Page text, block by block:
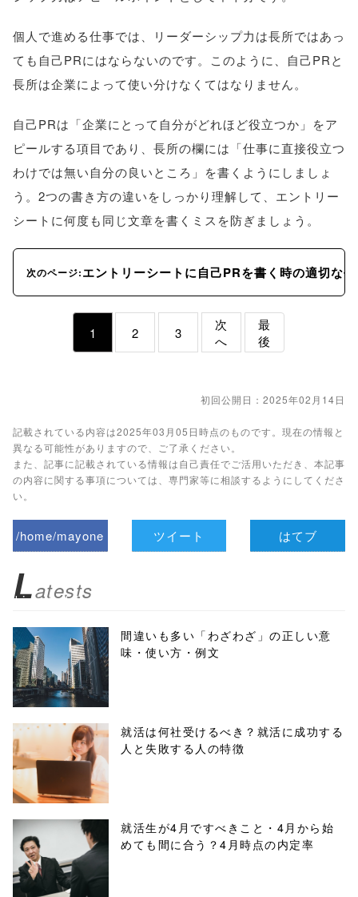
個人で進める仕事では、リーダーシップ力は長所ではあっ
ても自己PRにはならないのです。このように、自己PRと
長所は企業によって使い分けなくてはなりません。
自己PRは「企業にとって自分がどれほど役立つか」をア
ピールする項目であり、長所の欄には「仕事に直接役立つ
わけでは無い自分の良いところ」を書くようにしましょ
う。2つの書き方の違いをしっかり理解して、エントリー
シートに何度も同じ文章を書くミスを防ぎましょう。
次のページ:エントリーシートに自己PRを書く時の適切な
1 2 3
次
へ
最
後
初回公開日：2025年02月14日
記載されている内容は2025年03月05日時点のものです。現在の情報と
異なる可能性がありますので、ご了承ください。
また、記事に記載されている情報は自己責任でご活用いただき、本記事
の内容に関する事項については、専門家等に相談するようにしてくださ
い。
/home/mayone
biz.jp/public_ht
ml/wp-
content/themes
/tapbiz_theme/
parts/sns-
buttons.php on
line10
/1074702"
onclick="windo
w.open(this.hre
ツイート はてブ
Latests
間違いも多い「わざわざ」の正しい意
味・使い方・例文
就活は何社受けるべき？就活に成功する
人と失敗する人の特徴
就活生が4月ですべきこと・4月から始
めても間に合う？4月時点の内定率